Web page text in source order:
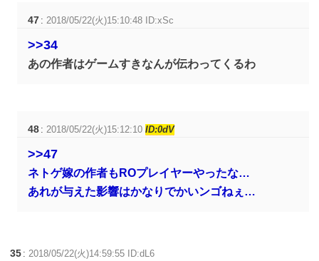
47 : 2018/05/22(火)15:10:48 ID:xSc
>>34
あの作者はゲームすきなんが伝わってくるわ
48 : 2018/05/22(火)15:12:10ID:0dV
>>47
ネトゲ嫁の作者もROプレイヤーやったな…
あれが与えた影響はかなりでかいンゴねぇ…
35 : 2018/05/22(火)14:59:55 ID:dL6